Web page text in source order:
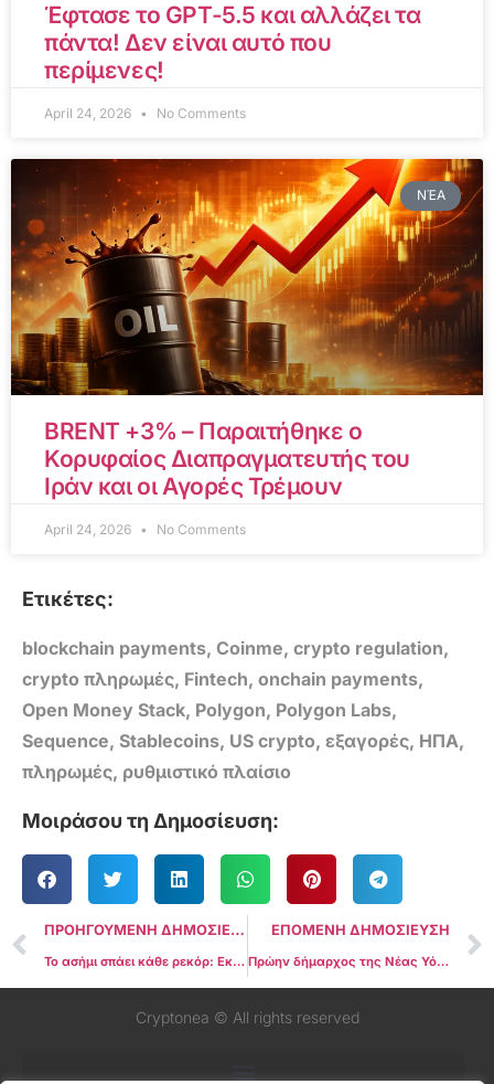
Έφτασε το GPT-5.5 και αλλάζει τα
πάντα! Δεν είναι αυτό που
περίμενες!
April 24, 2026 No Comments
ΝΈΑ
BRENT +3% – Παραιτήθηκε ο
Κορυφαίος Διαπραγματευτής του
Ιράν και οι Αγορές Τρέμουν
April 24, 2026 No Comments
Ετικέτες:
blockchain payments, Coinme, crypto regulation,
crypto πληρωμές, Fintech, onchain payments,
Open Money Stack, Polygon, Polygon Labs,
Sequence, Stablecoins, US crypto, εξαγορές, ΗΠΑ,
πληρωμές, ρυθμιστικό πλαίσιο
Μοιράσου τη Δημοσίευση:
ΠΡΟΗΓΟΥΜΕΝΗ ΔΗΜΟΣΙΕΥΣΗ
Το ασήμι σπάει κάθε ρεκόρ: Εκτόξευση πάνω από τα $90/oz και +25% από την αρχή του 2026
ΕΠΟΜΕΝΗ ΔΗΜΟΣΙΕΥΣΗ
Πρώην δήμαρχος της Νέας Υόρκης στο επίκεντρο crypto σάλου: Meme token «εκτοξεύτηκε» στα $600 εκατ. και κατέρρευσε μέσα σε λίγα λεπτά
Cryptonea © All rights reserved